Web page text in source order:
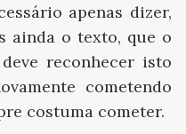
apenas dizer,
ainda o texto, que o
reconhecer isto
cometendo
costuma cometer.